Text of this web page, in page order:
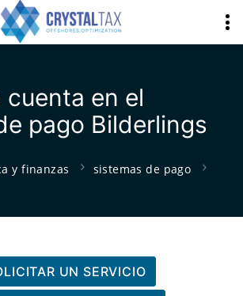
cuenta en el
pago Bilderlings
y finanzas
sistemas de pago
UN SERVICIO